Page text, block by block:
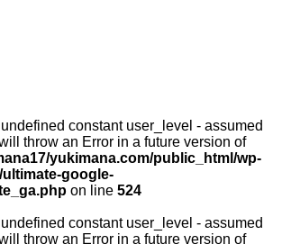
constant user_level - assumed
throw an Error in a future version of
yukimana.com/public_html/wp-
google-
on line 524
constant user_level - assumed
throw an Error in a future version of